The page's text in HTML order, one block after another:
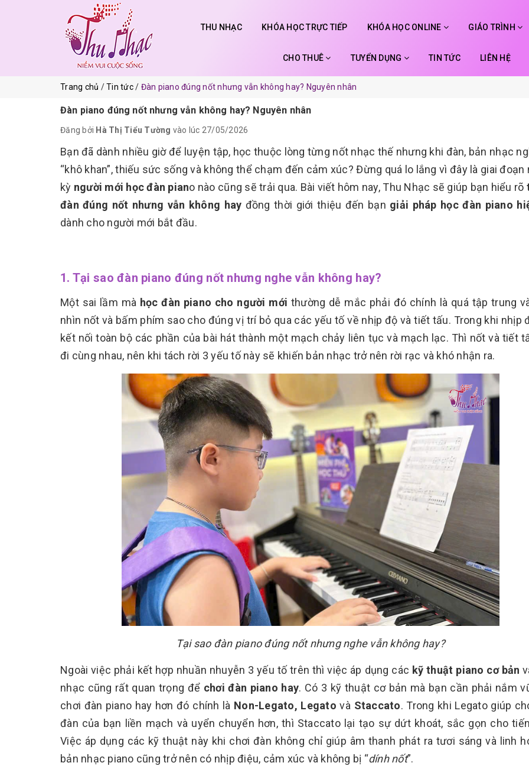
THU NHẠC KHÓA HỌC TRỰC TIẾP KHÓA HỌC ONLINE GIÁO TRÌNH
CHO THUÊ TUYỂN DỤNG TIN TỨC LIÊN HỆ
Trang chủ Tin tức Đàn piano đúng nốt nhưng vẫn không hay? Nguyên nhân
Đàn piano đúng nốt nhưng vẫn không hay? Nguyên nhân
Đăng bởi Hà Thị Tiểu Tường vào lúc 27/05/2026
Bạn đã dành nhiều giờ để luyện tập, học thuộc lòng từng nốt nhạc thế nhưng khi đàn, bản nhạc
“khô khan”, thiếu sức sống và không thể chạm đến cảm xúc? Đừng quá lo lắng vì đây là giai đoạn
kỳ người mới học đàn piano nào cũng sẽ trải qua. Bài viết hôm nay, Thu Nhạc sẽ giúp bạn hiểu rõ
đàn đúng nốt nhưng vẫn không hay đồng thời giới thiệu đến bạn giải pháp học đàn piano
dành cho người mới bắt đầu.
1. Tại sao đàn piano đúng nốt nhưng nghe vẫn không hay?
Một sai lầm mà học đàn piano cho người mới thường dễ mắc phải đó chính là quá tập trung
nhìn nốt và bấm phím sao cho đúng vị trí bỏ qua các yếu tố về nhịp độ và tiết tấu. Trong khi nhịp
kết nối toàn bộ các phần của bài hát thành một mạch chảy liên tục và mạch lạc. Thì nốt và tiết
đi cùng nhau, nên khi tách rời 3 yếu tố này sẽ khiến bản nhạc trở nên rời rạc và khó nhận ra.
Tại sao đàn piano đúng nốt nhưng nghe vẫn không hay?
Ngoài việc phải kết hợp nhuần nhuyễn 3 yếu tố trên thì việc áp dụng các kỹ thuật piano cơ bản
nhạc cũng rất quan trọng để chơi đàn piano hay. Có 3 kỹ thuật cơ bản mà bạn cần phải nắm
chơi đàn piano hay hơn đó chính là Non-Legato, Legato và Staccato. Trong khi Legato giúp
đàn của bạn liền mạch và uyển chuyển hơn, thì Staccato lại tạo sự dứt khoát, sắc gọn cho
Việc áp dụng các kỹ thuật này khi chơi đàn không chỉ giúp âm thanh phát ra tươi sáng và linh
bản nhạc piano cũng trở nên có nhịp điệu, cảm xúc và không bị “dính nốt”.